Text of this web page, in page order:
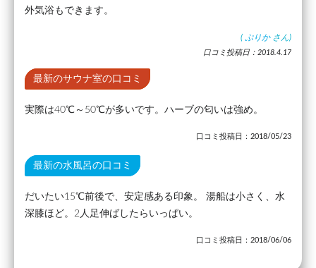
外気浴もできます。
( ぷりか さん)
口コミ投稿日：2018.4.17
最新のサウナ室の口コミ
実際は40℃～50℃が多いです。ハーブの匂いは強め。
口コミ投稿日：2018/05/23
最新の水風呂の口コミ
だいたい15℃前後で、安定感ある印象。 湯船は小さく、水
深膝ほど。2人足伸ばしたらいっぱい。
口コミ投稿日：2018/06/06